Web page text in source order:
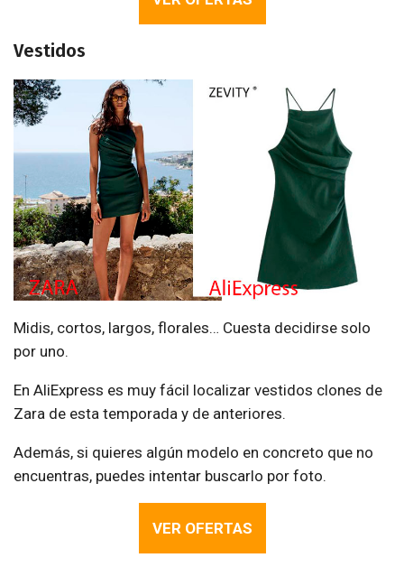
Vestidos
Midis, cortos, largos, florales… Cuesta decidirse solo
por uno.
En AliExpress es muy fácil localizar vestidos clones de
Zara de esta temporada y de anteriores.
Además, si quieres algún modelo en concreto que no
encuentras, puedes intentar buscarlo por foto.
VER OFERTAS